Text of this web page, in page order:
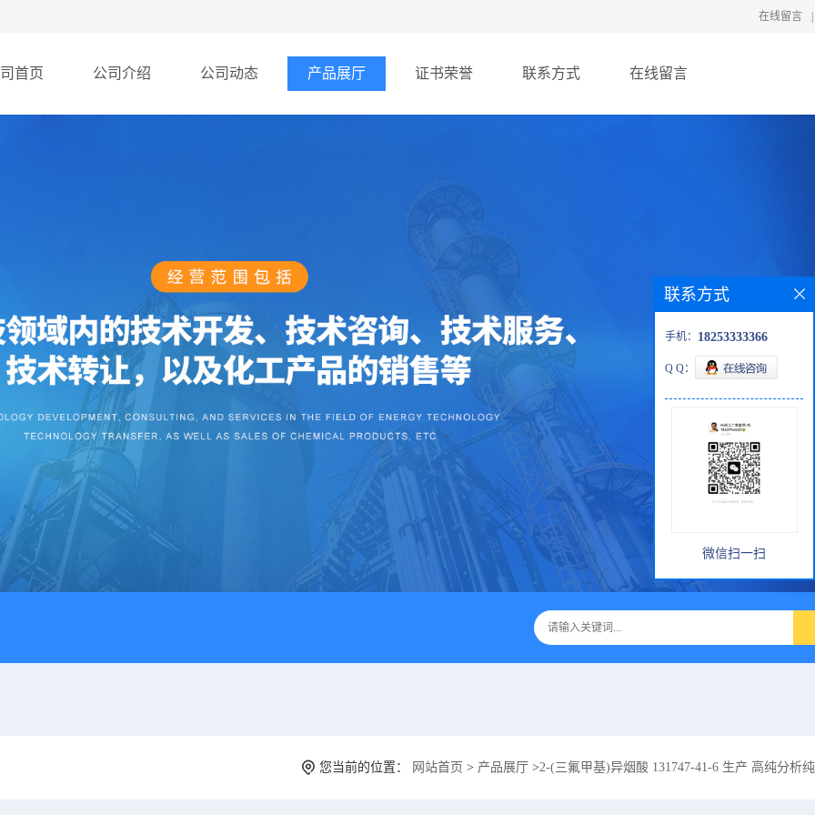
在线留言
首页 公司介绍 公司动态 产品展厅 证书荣誉 联系方式 在线留言
您当前的位置： 网站首页 > 产品展厅 >2-(三氟甲基)异烟酸 131747-41-6 生产 高纯分析
联系方式
手机： 18253333366
Q Q：
微信扫一扫